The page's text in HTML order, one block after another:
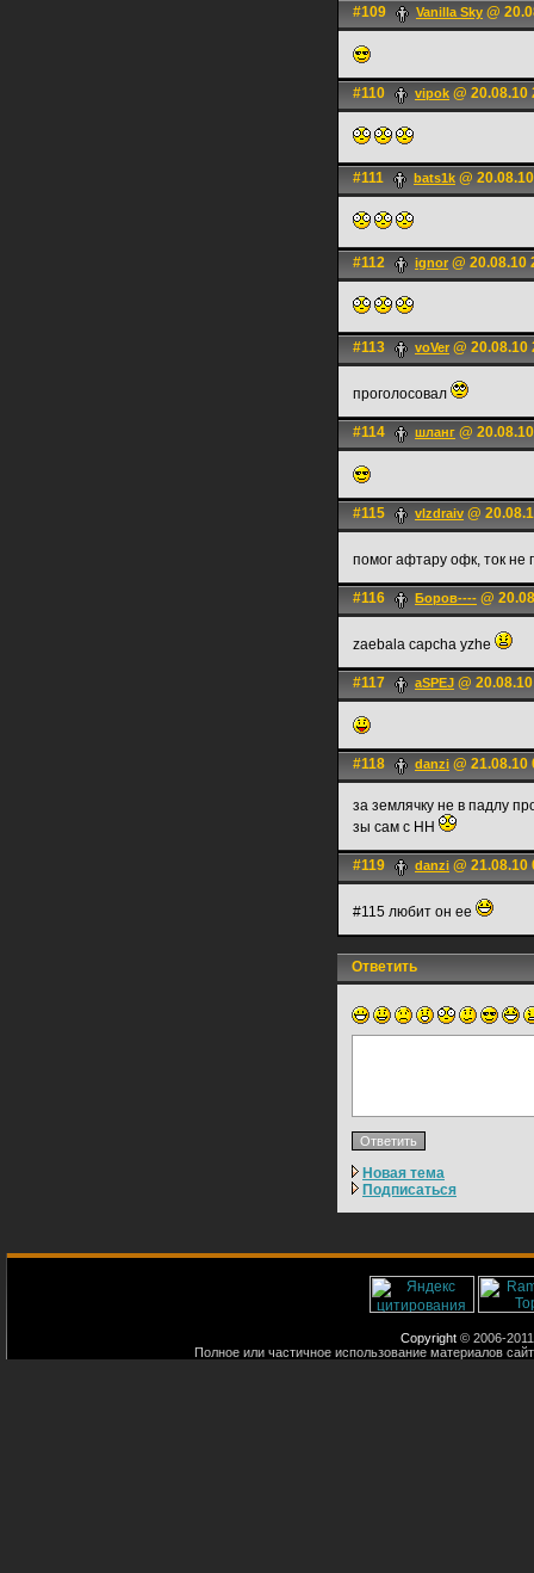
#109 Vanilla Sky @
#110 vipok @ 20.08.10
#111 bats1k @
#112 ignоr @ 20.08.10
#113 voVer @ 20.08.10
проголосовал
#114 шланг @
#115 vlzdraiv @
помог афтару офк, ток не
#116 Боров---- @
zaebala capcha yzhe
#117 aSPEJ @
#118 danzi @ 21.08.10
за землячку не в падлу
зы сам с НН
#119 danzi @ 21.08.10
#115 любит он ее
Ответить
Новая тема
Подписаться
Copyright © 2006-
Полное или частичное использование материалов